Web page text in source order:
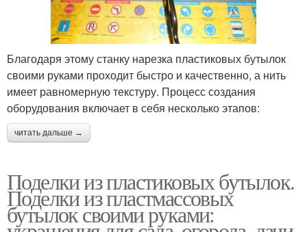
Благодаря этому станку нарезка пластиковых бутылок
своими руками проходит быстро и качественно, а нить
имеет равномерную текстуру. Процесс создания
оборудования включает в себя несколько этапов:
читать дальше →
Поделки из пластиковых бутылок.
Поделки из пластмассовых
бутылок своими руками: